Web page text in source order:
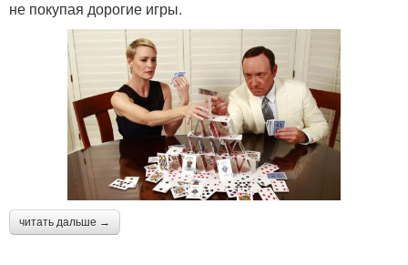
не покупая дорогие игры.
читать дальше →